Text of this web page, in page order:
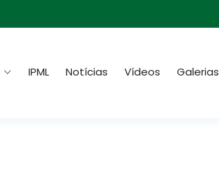
IPML Notícias Vídeos Galerias